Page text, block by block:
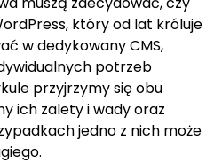
który od lat króluje
w dedykowany CMS,
potrzeb
przyjrzymy się obu
ich zalety i wady oraz
jedno z nich może